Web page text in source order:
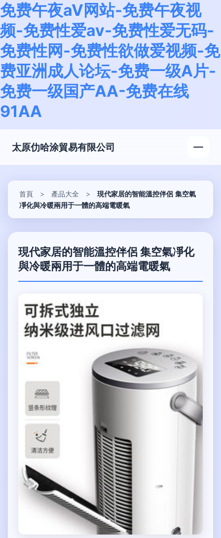
免费午夜aⅤ网站-免费午夜视
频-免费性爱av-免费性爱无码-
免费性网-免费性欲做爱视频-免
费亚洲成人论坛-免费一级A片-
免费一级国产AA-免费在线
91AA
太原仂哈涂貿易有限公司
首頁 > 產品大全 >
現代家居的智能溫控伴侶 集空氣
凈化與冷暖兩用于一體的高端電暖氣
現代家居的智能溫控伴侶 集空氣凈化
與冷暖兩用于一體的高端電暖氣